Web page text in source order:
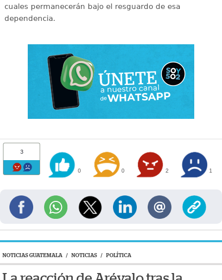
cuales permanecerán bajo el resguardo de esa
dependencia.
3
0 0 2 1
NOTICIAS GUATEMALA / NOTICIAS / POLÍTICA